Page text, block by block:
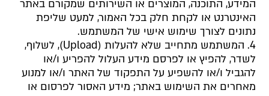
המידע, התוכנה, המוצרים או השירותים שמקורם באתר
האינטרנט או לקחת חלק בכל האמור, למעט שליפת
נתונים לצורך שימוש אישי של המשתמש.
4. המשתמש מתחייב שלא להעלות (Upload), לשלוף,
לשדר, להפיץ או לפרסם מידע העלול להפריע ו/או
להגביל ו/או להשפיע על התפקוד של האתר ו/או למנוע
מאחרים את השימוש באתר; מידע האסור לפרסום או